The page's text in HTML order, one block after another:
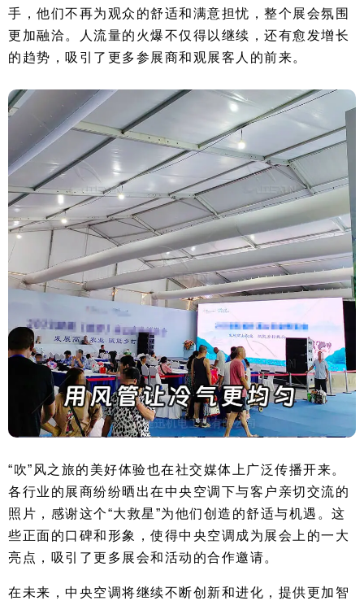
手，他们不再为观众的舒适和满意担忧，整个展会氛围
更加融洽。人流量的火爆不仅得以继续，还有愈发增长
的趋势，吸引了更多参展商和观展客人的前来。
“吹”风之旅的美好体验也在社交媒体上广泛传播开来。
各行业的展商纷纷晒出在中央空调下与客户亲切交流的
照片，感谢这个“大救星”为他们创造的舒适与机遇。这
些正面的口碑和形象，使得中央空调成为展会上的一大
亮点，吸引了更多展会和活动的合作邀请。
在未来，中央空调将继续不断创新和进化，提供更加智